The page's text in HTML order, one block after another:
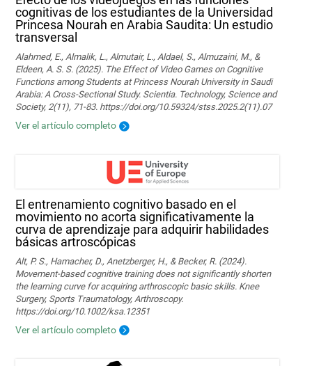
cognitivas de los estudiantes de la Universidad
Princesa Nourah en Arabia Saudita: Un estudio
transversal
Alahmed, E., Almalik, L., Almutair, L., Aldael, S., Almuzaini, M., &
Eldeen, A. S. S. (2025). The Effect of Video Games on Cognitive
Functions among Students at Princess Nourah University in Saudi
Arabia: A Cross-Sectional Study. Scientia. Technology, Science and
Society, 2(11), 71-83. https://doi.org/10.59324/stss.2025.2(11).07
Ver el artículo completo
El entrenamiento cognitivo basado en el
movimiento no acorta significativamente la
curva de aprendizaje para adquirir habilidades
básicas artroscópicas
Alt, P. S., Hamacher, D., Anetzberger, H., & Becker, R. (2024).
Movement‐based cognitive training does not significantly shorten
the learning curve for acquiring arthroscopic basic skills. Knee
Surgery, Sports Traumatology, Arthroscopy.
https://doi.org/10.1002/ksa.12351
Ver el artículo completo